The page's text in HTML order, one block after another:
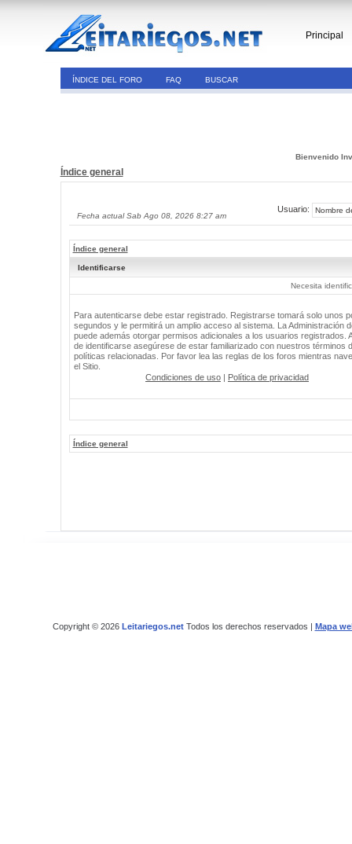
Principal
ÍNDICE DEL FORO FAQ BUSCAR
Bienvenido
Índice general
Fecha actual Sab Ago 08, 2026 8:27 am
Usuario:
Índice general
Identificarse
Necesita
Para autenticarse debe estar registrado. Registrarse tomará solo unos
segundos y le permitirá un amplio acceso al sistema. La Administración
puede además otorgar permisos adicionales a los usuarios registrados.
de identificarse asegúrese de estar familiarizado con nuestros términos
políticas relacionadas. Por favor lea las reglas de los foros mientras
el Sitio.
Condiciones de uso | Política de privacidad
Índice general
Copyright © 2026 Leitariegos.netTodos los derechos reservados | Mapa